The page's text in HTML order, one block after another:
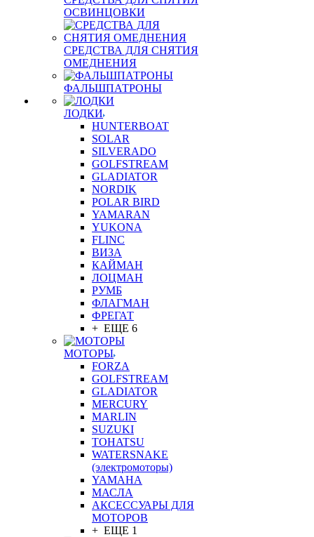
ОСВИНЦОВКИ
СРЕДСТВА ДЛЯ СНЯТИЯ
ОМЕДНЕНИЯ
ФАЛЬШПАТРОНЫ
ЛОДКИ
HUNTERBOAT
SOLAR
SILVERADO
GOLFSTREAM
GLADIATOR
NORDIK
POLAR BIRD
YAMARAN
YUKONA
FLINC
ВИЗА
КАЙМАН
ЛОЦМАН
РУМБ
ФЛАГМАН
ФРЕГАТ
+ ЕЩЕ 6
МОТОРЫ
FORZA
GOLFSTREAM
GLADIATOR
MERCURY
MARLIN
SUZUKI
TOHATSU
WATERSNAKE
(электромоторы)
YAMAHA
МАСЛА
АКСЕССУАРЫ ДЛЯ
МОТОРОВ
+ ЕЩЕ 1